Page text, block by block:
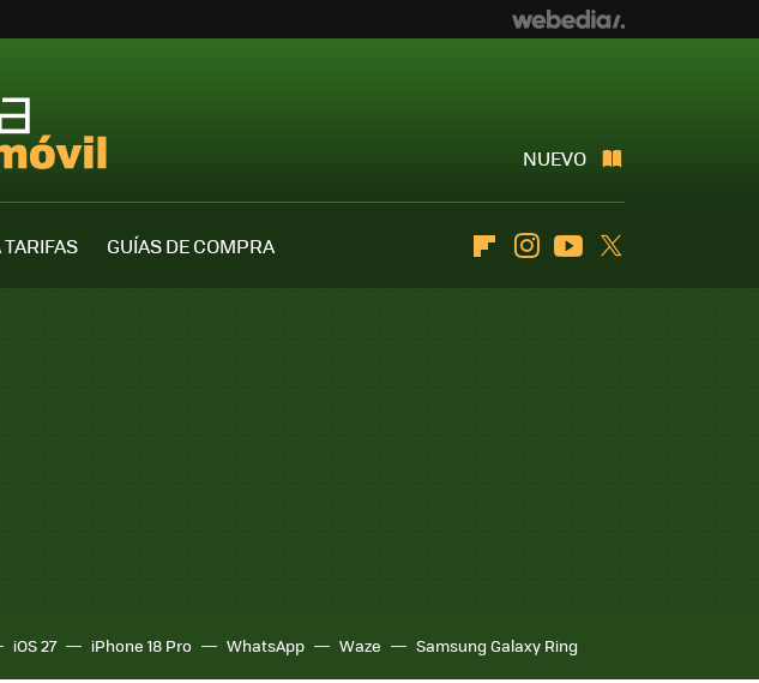
NUEVO
GUÍAS DE COMPRA
FlipboardInstagramYoutube
iOS 27 iPhone 18 Pro WhatsApp Waze Samsung Galaxy Ring